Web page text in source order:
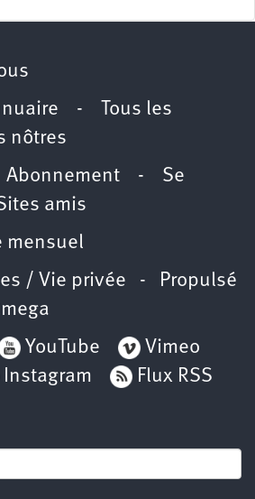
-
Tous les
nôtres
Abonnement - Se
amis
mensuel
/ Vie privée - Propulsé
YouTube
Vimeo
Instagram
Flux RSS